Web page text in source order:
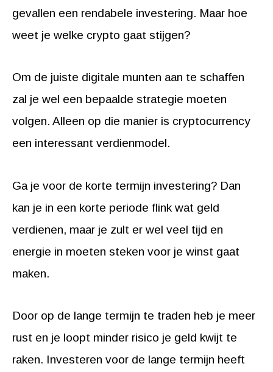
gevallen een rendabele investering. Maar hoe
weet je welke crypto gaat stijgen?
Om de juiste digitale munten aan te schaffen
zal je wel een bepaalde strategie moeten
volgen. Alleen op die manier is cryptocurrency
een interessant verdienmodel.
Ga je voor de korte termijn investering? Dan
kan je in een korte periode flink wat geld
verdienen, maar je zult er wel veel tijd en
energie in moeten steken voor je winst gaat
maken.
Door op de lange termijn te traden heb je meer
rust en je loopt minder risico je geld kwijt te
raken. Investeren voor de lange termijn heeft